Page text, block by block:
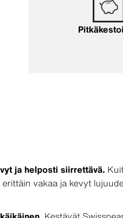
ja helposti siirrettävä.
erittäin vakaa ja kevyt